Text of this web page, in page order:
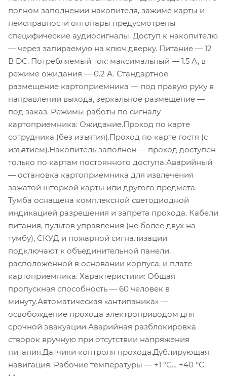
полном заполнении накопителя, зажиме карты и
неисправности оптопары предусмотрены
специфические аудиосигналы. Доступ к накопителю
— через запираемую на ключ дверку. Питание — 12
В DC. Потребляемый ток: максимальный — 1.5 А, в
режиме ожидания — 0.2 А. Стандартное
размещение картоприемника — под правую руку в
направлении выхода, зеркальное размещение —
под заказ. Режимы работы по сигналу
картоприемника: Ожидание.Проход по карте
сотрудника (без изъятия).Проход по карте гостя (с
изъятием).Накопитель заполнен — проход доступен
только по картам постоянного доступа.Аварийный
— остановка картоприемника для извлечения
зажатой шторкой карты или другого предмета.
Тумба оснащена комплексной светодиодной
индикацией разрешения и запрета прохода. Кабели
питания, пультов управления (не более двух на
тумбу), СКУД и пожарной сигнализации
подключают к объединительной панели,
расположенной в основании корпуса, и плате
картоприемника. Характеристики: Общая
пропускная способность — 60 человек в
минуту.Автоматическая «антипаника» —
освобождение прохода электроприводом для
срочной эвакуации.Аварийная разблокировка
створок вручную при отсутствии напряжения
питания.Датчики контроля прохода.Дублирующая
навигация. Рабочие температуры — +1 °С… +40 °С.